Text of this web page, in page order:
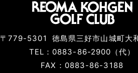
〒779-5301
徳島県三好市山城町
TEL：0883-86-2900（代）
FAX：0883-86-3188